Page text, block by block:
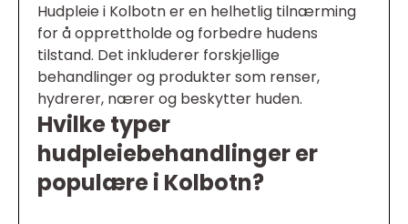
Hudpleie i Kolbotn er en helhetlig tilnærming
for å opprettholde og forbedre hudens
tilstand. Det inkluderer forskjellige
behandlinger og produkter som renser,
hydrerer, nærer og beskytter huden.
Hvilke typer
hudpleiebehandlinger er
populære i Kolbotn?